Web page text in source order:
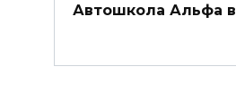
Автошкола Альфа